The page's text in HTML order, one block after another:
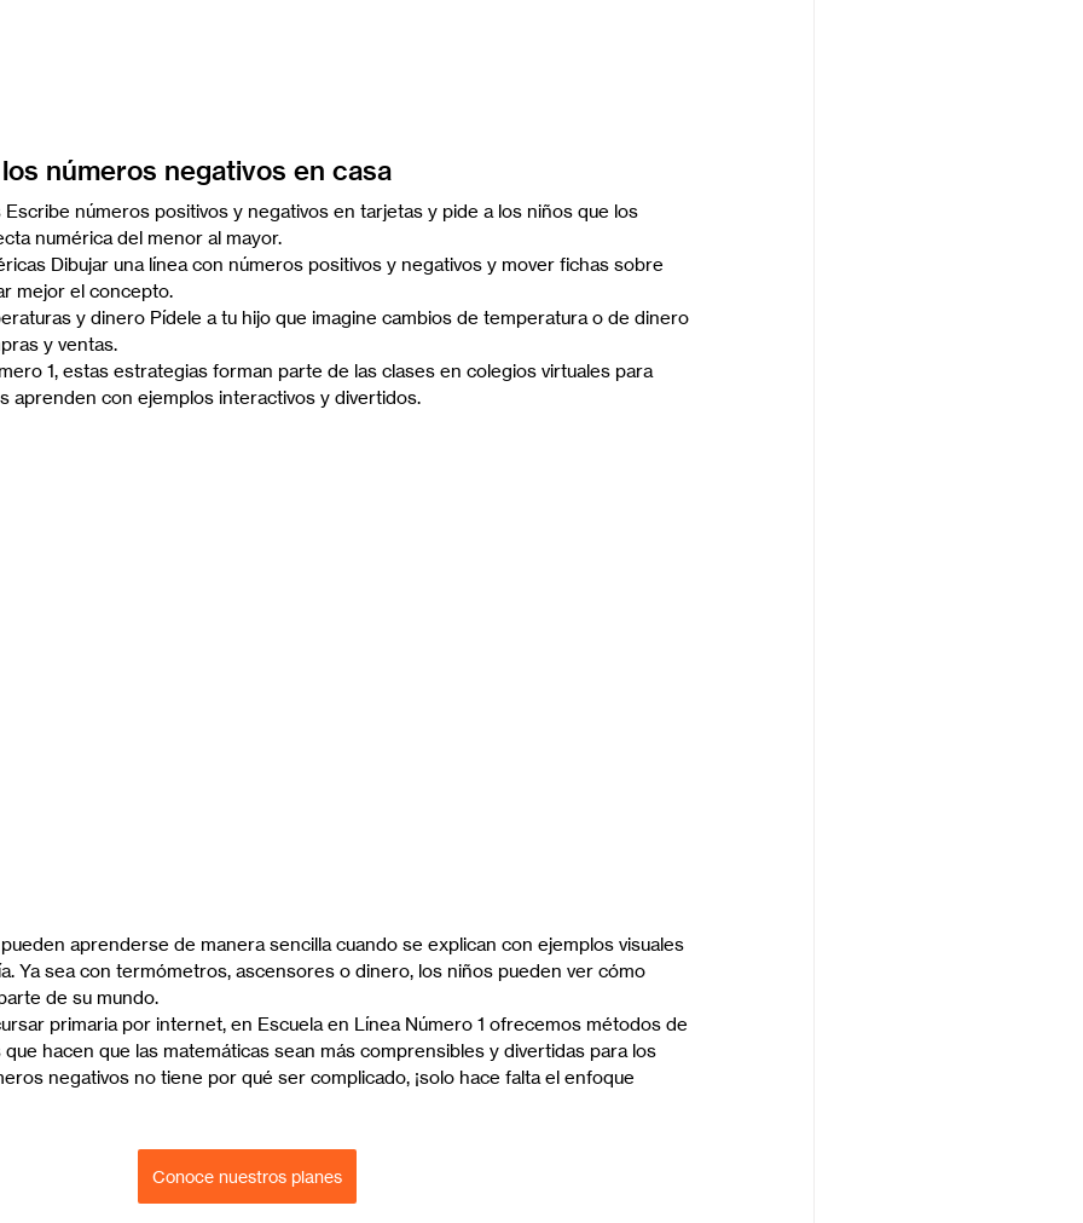
números negativos en casa
Escribe números positivos y negativos en tarjetas y pide a los niños que los
numérica del menor al mayor.
Dibujar una línea con números positivos y negativos y mover fichas sobre
mejor el concepto.
y dinero Pídele a tu hijo que imagine cambios de temperatura o de dinero
y ventas.
1, estas estrategias forman parte de las clases en colegios virtuales para
aprenden con ejemplos interactivos y divertidos.
aprenderse de manera sencilla cuando se explican con ejemplos visuales
Ya sea con termómetros, ascensores o dinero, los niños pueden ver cómo
de su mundo.
primaria por internet, en Escuela en Línea Número 1 ofrecemos métodos de
hacen que las matemáticas sean más comprensibles y divertidas para los
negativos no tiene por qué ser complicado, ¡solo hace falta el enfoque
Conoce nuestros planes